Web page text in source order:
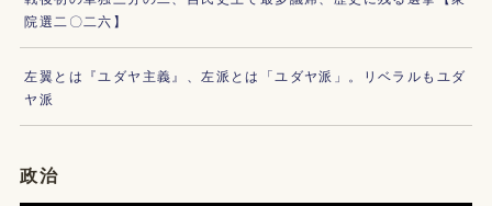
院選二〇二六】
左翼とは『ユダヤ主義』、左派とは「ユダヤ派」。リベラルもユダ
ヤ派
政治